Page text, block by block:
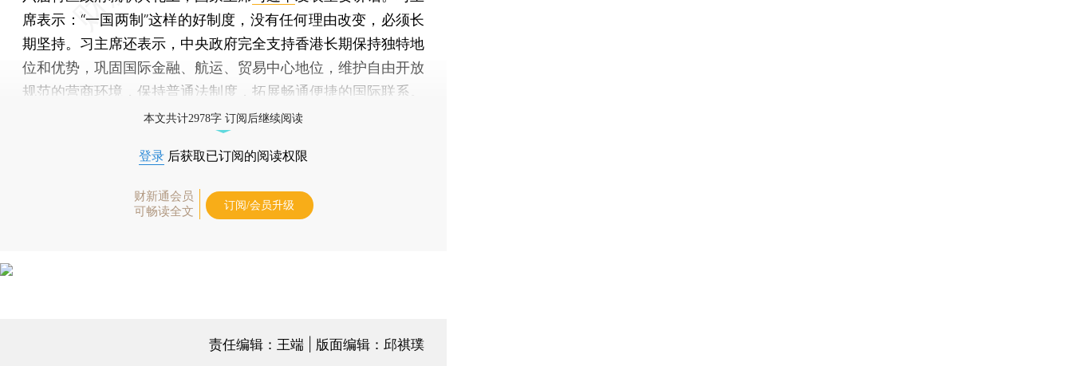
席表示：“一国两制”这样的好制度，没有任何理由改变，必须长
期坚持。习主席还表示，中央政府完全支持香港长期保持独特地
位和优势，巩固国际金融、航运、贸易中心地位，维护自由开放
规范的营商环境，保持普通法制度，拓展畅通便捷的国际联系。
本文共计2978字 订阅后继续阅读
登录 后获取已订阅的阅读权限
财新通会员
可畅读全文
订阅/会员升级
责任编辑：王端 | 版面编辑：邱祺璞